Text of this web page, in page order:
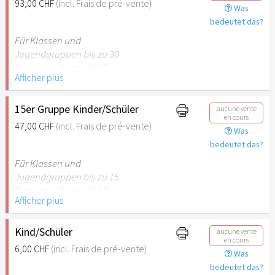
empfehlenswert.
93,00 CHF (incl. Frais de pré-vente)
Was
bedeutet das?
Für Klassen und
Jugendgruppen bis zu 30
Jahre) oder Schüler mit
Schülerausweis inklusive
erwachsene Begleitperson.
Hinweis: Für Kinder unter 6
Stuttgart nicht
empfehlenswert.
Afficher plus
15er Gruppe Kinder/Schüler
47,00 CHF (incl. Frais de pré-vente)
aucune vente
en cours
Was
bedeutet das?
Für Klassen und
Jugendgruppen bis zu 15
Jahre) oder Schüler mit
Schülerausweis inklusive
erwachsene Begleitperson.
Hinweis: Für Kinder unter 6
Afficher plus
Kind/Schüler
6,00 CHF (incl. Frais de pré-vente)
aucune vente
en cours
Was
bedeutet das?